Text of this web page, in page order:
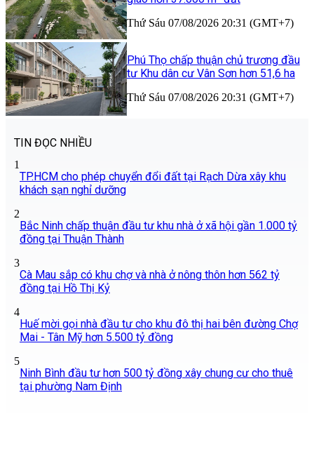
Thứ Sáu 07/08/2026 20:31 (GMT+7)
Phú Thọ chấp thuận chủ trương đầu
tư Khu dân cư Vân Sơn hơn 51,6 ha
Thứ Sáu 07/08/2026 20:31 (GMT+7)
TIN ĐỌC NHIỀU
1
TP.HCM cho phép chuyển đổi đất tại Rạch Dừa xây khu
khách sạn nghỉ dưỡng
2
Bắc Ninh chấp thuận đầu tư khu nhà ở xã hội gần 1.000 tỷ
đồng tại Thuận Thành
3
Cà Mau sắp có khu chợ và nhà ở nông thôn hơn 562 tỷ
đồng tại Hồ Thị Kỷ
4
Huế mời gọi nhà đầu tư cho khu đô thị hai bên đường Chợ
Mai - Tân Mỹ hơn 5.500 tỷ đồng
5
Ninh Bình đầu tư hơn 500 tỷ đồng xây chung cư cho thuê
tại phường Nam Định